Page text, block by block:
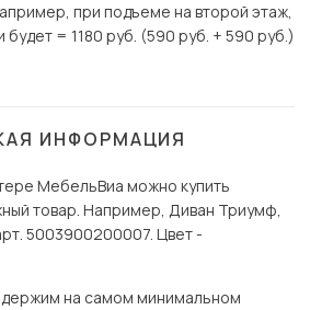
при подъеме на второй этаж,
будет = 1180 руб. (590 руб. + 590 руб.)
ИНФОРМАЦИЯ
МебельВиа можно купить
товар. Например, Диван Триумф,
5003900200007. Цвет -
держим на самом минимальном